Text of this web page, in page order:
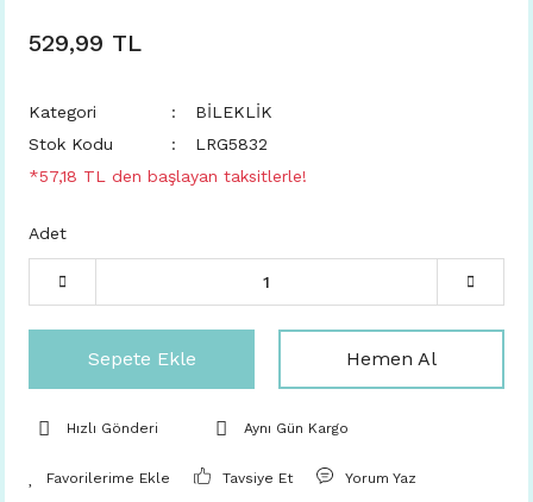
529,99 TL
Kategori
BİLEKLİK
Stok Kodu
LRG5832
*57,18 TL den başlayan taksitlerle!
Adet
Sepete Ekle Hemen Al
Hızlı Gönderi Aynı Gün Kargo
Tavsiye Et Yorum Yaz